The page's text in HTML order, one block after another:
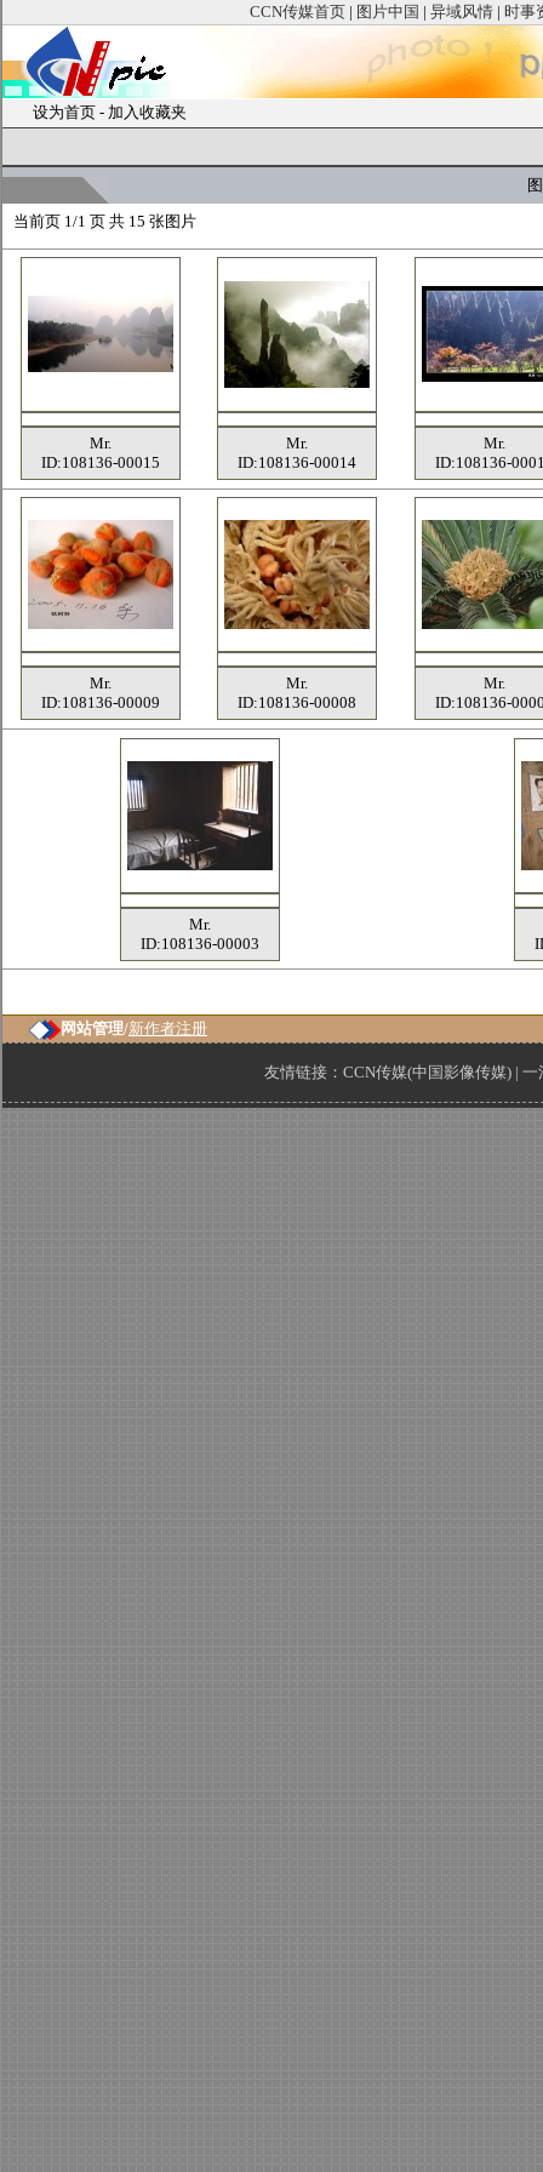
CCN传媒首页 | 图片中国 | 异域风情 | 时事
设为首页 - 加入收藏夹
图
当前页 1/1 页 共 15 张图片
Mr.
ID:108136-00015
Mr.
ID:108136-00014
Mr.
ID:108136-
Mr.
ID:108136-00009
Mr.
ID:108136-00008
Mr.
ID:108136-
Mr.
ID:108136-00003
网站管理/新作者注册
友情链接： CCN传媒(中国影像传媒) | 一